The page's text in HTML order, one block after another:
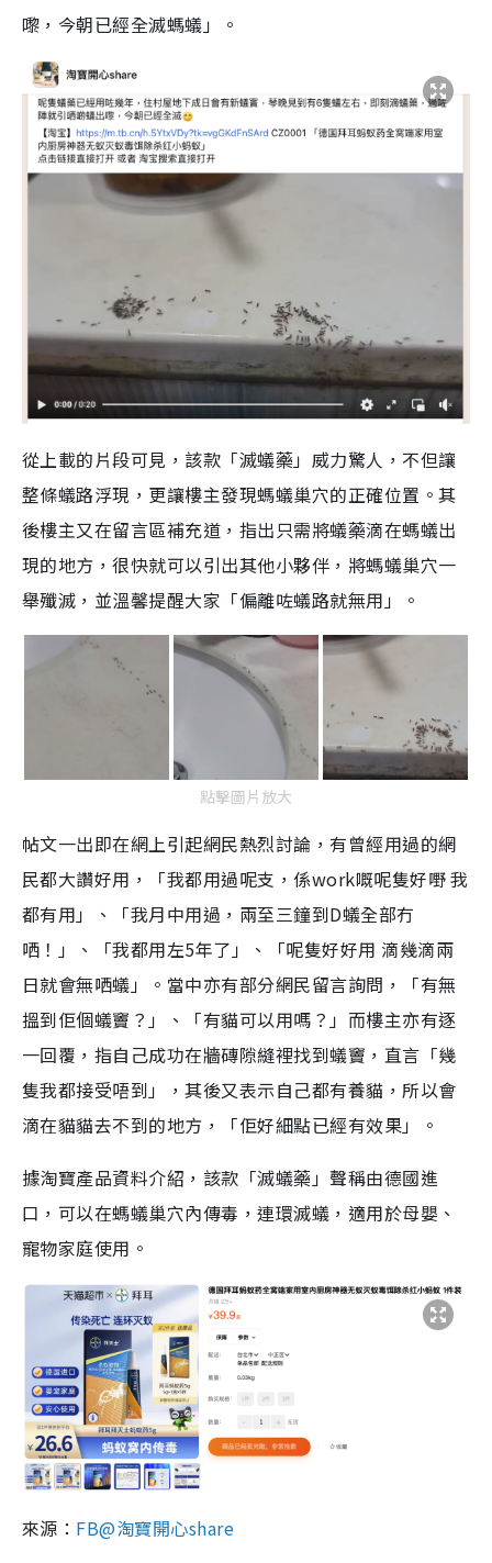
嚟，今朝已經全滅螞蟻」。
從上載的片段可見，該款「滅蟻藥」威力驚人，不但讓
整條蟻路浮現，更讓樓主發現螞蟻巢穴的正確位置。其
後樓主又在留言區補充道，指出只需將蟻藥滴在螞蟻出
現的地方，很快就可以引出其他小夥伴 ，將螞蟻巢穴一
舉殲滅，並溫馨提醒大家「偏離咗蟻路就無用 」。
點擊圖片放大
帖文一出即在網上引起網民熱烈討論，有曾經用過的網
民都大讚好用，「我都用過呢支，係work嘅呢隻好嘢 我
都有用」、「我月中用過，兩至三鐘到D蟻全部冇
哂！」、「我都用左5年了」、「呢隻好好用 滴幾滴兩
日就會無哂蟻」。當中亦有部分網民留言詢問，「有無
搵到佢個蟻竇？」、「有貓可以用嗎？」而樓主亦有逐
一回覆，指自己成功在牆磚隙縫裡找到蟻竇，直言「幾
隻我都接受唔到」，其後又表示自己都有養貓，所以會
滴在貓貓去不到的地方，「佢好細點已經有效果」。
據淘寶產品資料介紹，該款「滅蟻藥」聲稱由德國進
口，可以在螞蟻巢穴內傳毒，連環滅蟻，適用於母嬰、
寵物家庭使用。
來源： FB@淘寶開心share